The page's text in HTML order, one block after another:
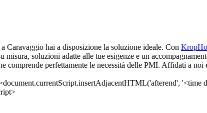
Caravaggio hai a disposizione la soluzione ideale. Con
soluzioni adatte alle tue esigenze e un
comprende perfettamente le necessità delle PMI. Affidati a